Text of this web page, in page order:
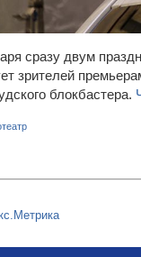
сразу двум
зрителей
блокбастера.